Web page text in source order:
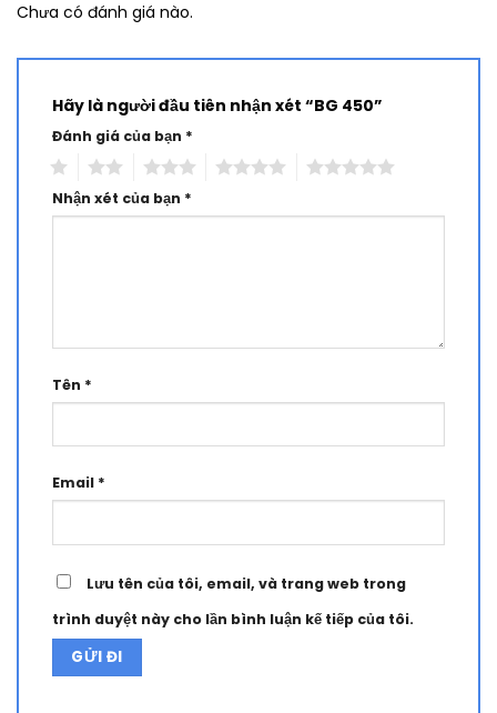
Chưa có đánh giá nào.
Hãy là người đầu tiên nhận xét “BG 450”
Đánh giá của bạn *
Nhận xét của bạn *
Tên *
Email *
Lưu tên của tôi, email, và trang web trong
trình duyệt này cho lần bình luận kế tiếp của tôi.